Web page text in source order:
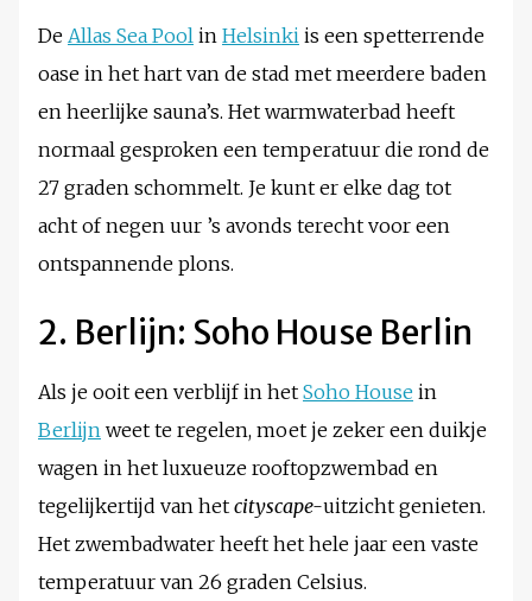
De Allas Sea Pool in Helsinki is een spetterrende
oase in het hart van de stad met meerdere baden
en heerlijke sauna’s. Het warmwaterbad heeft
normaal gesproken een temperatuur die rond de
27 graden schommelt. Je kunt er elke dag tot
acht of negen uur ’s avonds terecht voor een
ontspannende plons.
2. Berlijn: Soho House Berlin
Als je ooit een verblijf in het Soho House in
Berlijn weet te regelen, moet je zeker een duikje
wagen in het luxueuze rooftopzwembad en
tegelijkertijd van het cityscape-uitzicht genieten.
Het zwembadwater heeft het hele jaar een vaste
temperatuur van 26 graden Celsius.